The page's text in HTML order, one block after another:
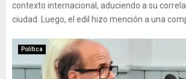
contexto internacional, aduciendo a su
ciudad. Luego, el edil hizo mención a una
Política